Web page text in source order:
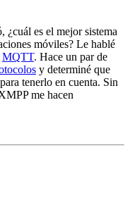
¿cuál es el mejor sistema
móviles? Le hablé
MQTT. Hace un par de
y determiné que
tenerlo en cuenta. Sin
me hacen